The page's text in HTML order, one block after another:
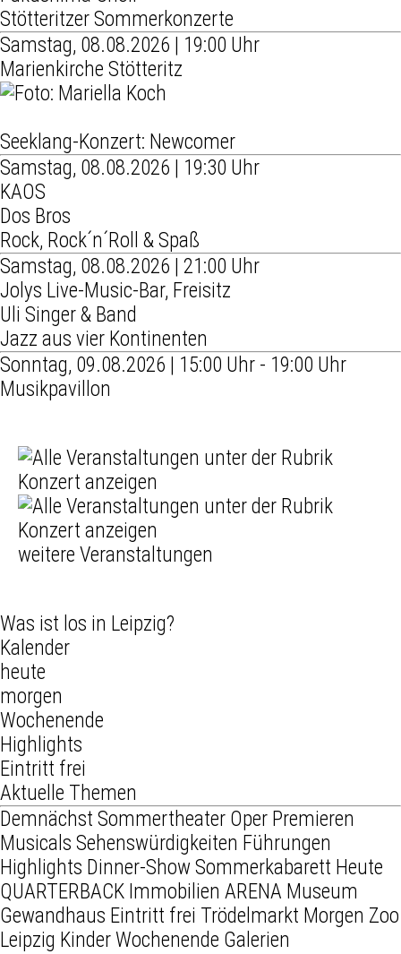
Stötteritzer Sommerkonzerte
Samstag, 08.08.2026 | 19:00 Uhr
Marienkirche Stötteritz
Seeklang-Konzert: Newcomer
Samstag, 08.08.2026 | 19:30 Uhr
KAOS
Dos Bros
Rock, Rock´n´Roll & Spaß
Samstag, 08.08.2026 | 21:00 Uhr
Jolys Live-Music-Bar, Freisitz
Uli Singer & Band
Jazz aus vier Kontinenten
Sonntag, 09.08.2026 | 15:00 Uhr - 19:00 Uhr
Musikpavillon
weitere Veranstaltungen
Was ist los in Leipzig?
Kalender
heute
morgen
Wochenende
Highlights
Eintritt frei
Aktuelle Themen
Demnächst Sommertheater Oper Premieren
Musicals Sehenswürdigkeiten Führungen
Highlights Dinner-Show Sommerkabarett Heute
QUARTERBACK Immobilien ARENA Museum
Gewandhaus Eintritt frei Trödelmarkt Morgen Zoo
Leipzig KinderWochenende Galerien